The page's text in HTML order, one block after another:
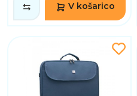
V košarico